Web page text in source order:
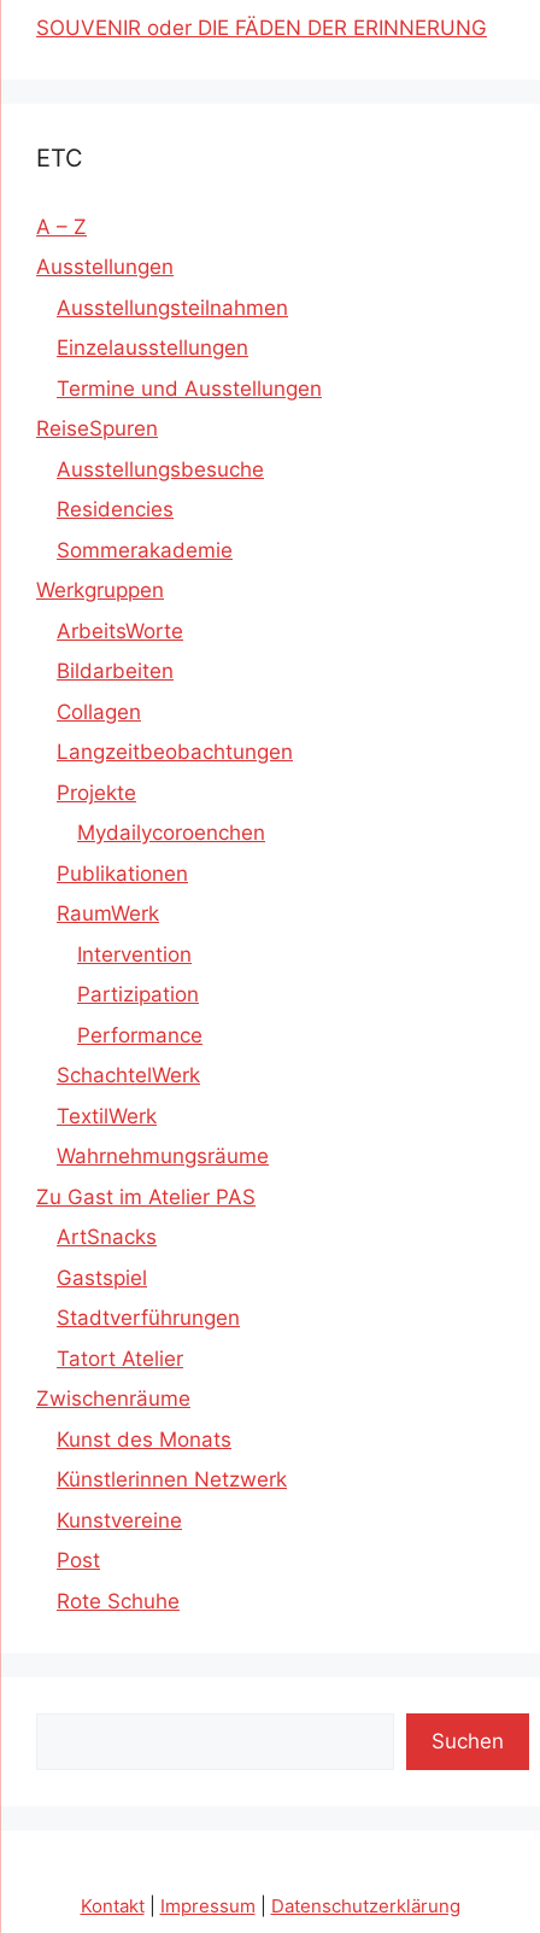
SOUVENIR oder DIE FÄDEN DER ERINNERUNG
ETC
A – Z
Ausstellungen
Ausstellungsteilnahmen
Einzelausstellungen
Termine und Ausstellungen
ReiseSpuren
Ausstellungsbesuche
Residencies
Sommerakademie
Werkgruppen
ArbeitsWorte
Bildarbeiten
Collagen
Langzeitbeobachtungen
Projekte
Mydailycoroenchen
Publikationen
RaumWerk
Intervention
Partizipation
Performance
SchachtelWerk
TextilWerk
Wahrnehmungsräume
Zu Gast im Atelier PAS
ArtSnacks
Gastspiel
Stadtverführungen
Tatort Atelier
Zwischenräume
Kunst des Monats
Künstlerinnen Netzwerk
Kunstvereine
Post
Rote Schuhe
Suchen
Kontakt| Impressum Datenschutzerklärung